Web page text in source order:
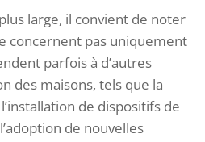
large, il convient de noter
concernent pas uniquement
parfois à d’autres
des maisons, tels que la
de dispositifs de
de nouvelles